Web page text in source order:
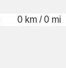
0 km / 0 mi